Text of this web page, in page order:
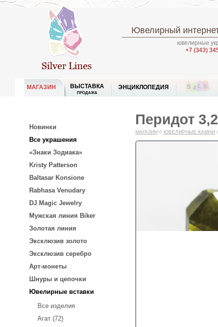
Ювелирный
ювелирные
+7 (343)
МАГАЗИН ВЫСТАВКА
ПРОДАЖА
ЭНЦИКЛОПЕДИЯ
Новинки
Все украшения
«Знаки Зодиака»
Kristy Patterson
Baltasar Konsione
Rabhasa Venudary
DJ Magic Jewelry
Мужская линия Biker
Золотая линия
Эксклюзив золото
Эксклюзив серебро
Арт-монеты
Шнуры и цепочки
Ювелирные вставки
Все изделия
Агат (72)
Перидот
МАГАЗИН // ЮВЕЛИРНЫЕ КАМНИ